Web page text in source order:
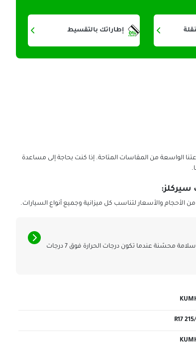
إطاراتك بالتقسيط
الواسعة من المقاسات المتاحة. إذا كنت بحاجة إلى مساعدة
والأسعار لتناسب كل ميزانية وجميع أنواع السيارات.
اكتشف لماذا توفر إطارات الصيف أداءً مثاليًا وتحكمًا أفضل وسلامة محسّنة عندما تكون درجات الحرارة فوق 7 درجات
215/